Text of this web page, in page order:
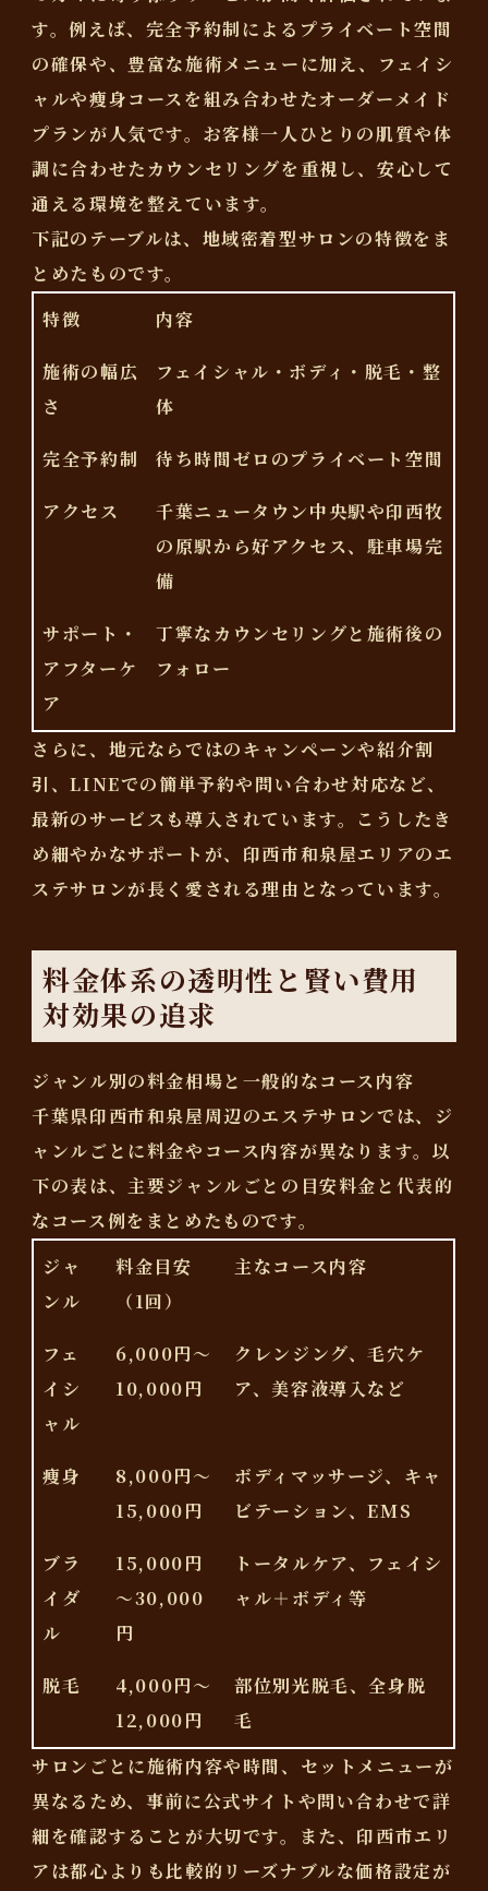
す。例えば、完全予約制によるプライベート空間
の確保や、豊富な施術メニューに加え、フェイシ
ャルや痩身コースを組み合わせたオーダーメイド
プランが人気です。お客様一人ひとりの肌質や体
調に合わせたカウンセリングを重視し、安心して
通える環境を整えています。
下記のテーブルは、地域密着型サロンの特徴をま
とめたものです。
特徴
内容
施術の幅広
さ
フェイシャル・ボディ・脱毛・整
体
完全予約制 待ち時間ゼロのプライベート空間
アクセス
千葉ニュータウン中央駅や印西牧
の原駅から好アクセス、駐車場完
備
サポート・
アフターケ
ア
丁寧なカウンセリングと施術後の
フォロー
さらに、地元ならではのキャンペーンや紹介割
引、LINEでの簡単予約や問い合わせ対応など、
最新のサービスも導入されています。こうしたき
め細やかなサポートが、印西市和泉屋エリアのエ
ステサロンが長く愛される理由となっています。
料金体系の透明性と賢い費用
対効果の追求
ジャンル別の料金相場と一般的なコース内容
千葉県印西市和泉屋周辺のエステサロンでは、ジ
ャンルごとに料金やコース内容が異なります。以
下の表は、主要ジャンルごとの目安料金と代表的
なコース例をまとめたものです。
ジャ
ンル
料金目安
（1回）
主なコース内容
フェ
イシ
ャル
6,000円～
10,000円
クレンジング、毛穴ケ
ア、美容液導入など
痩身
8,000円～
15,000円
ボディマッサージ、キャ
ビテーション、EMS
ブラ
イダ
ル
15,000円
～30,000
円
トータルケア、フェイシ
ャル＋ボディ等
脱毛
4,000円～
12,000円
部位別光脱毛、全身脱
毛
サロンごとに施術内容や時間、セットメニューが
異なるため、事前に公式サイトや問い合わせで詳
細を確認することが大切です。
また、印西市エリ
アは都心よりも比較的リーズナブルな価格設定が